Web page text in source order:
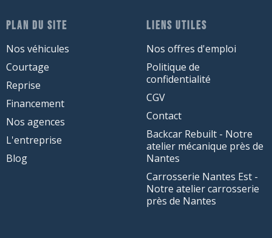
PLAN DU SITE
Nos véhicules
Courtage
Reprise
Financement
Nos agences
L'entreprise
Blog
LIENS UTILES
Nos offres d'emploi
Politique de
confidentialité
CGV
Contact
Backcar Rebuilt - Notre
atelier mécanique près de
Nantes
Carrosserie Nantes Est -
Notre atelier carrosserie
près de Nantes